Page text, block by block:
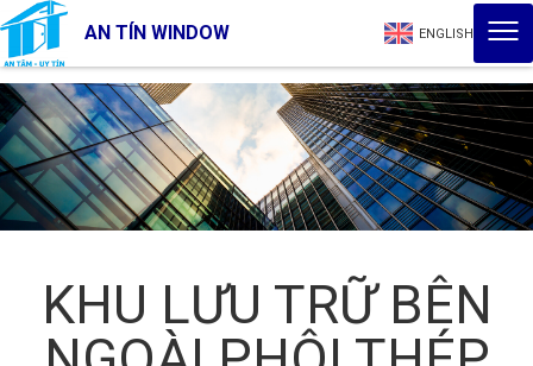
AN TÍN WINDOW ENGLISH
KHU LƯU TRỮ BÊN